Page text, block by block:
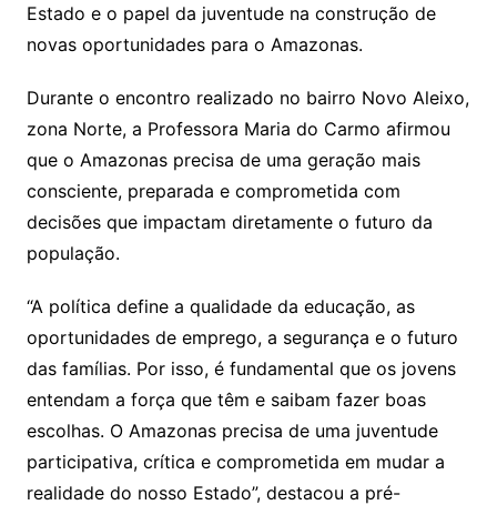
Estado e o papel da juventude na construção de
novas oportunidades para o Amazonas.
Durante o encontro realizado no bairro Novo Aleixo,
zona Norte, a Professora Maria do Carmo afirmou
que o Amazonas precisa de uma geração mais
consciente, preparada e comprometida com
decisões que impactam diretamente o futuro da
população.
“A política define a qualidade da educação, as
oportunidades de emprego, a segurança e o futuro
das famílias. Por isso, é fundamental que os jovens
entendam a força que têm e saibam fazer boas
escolhas. O Amazonas precisa de uma juventude
participativa, crítica e comprometida em mudar a
realidade do nosso Estado”, destacou a pré-